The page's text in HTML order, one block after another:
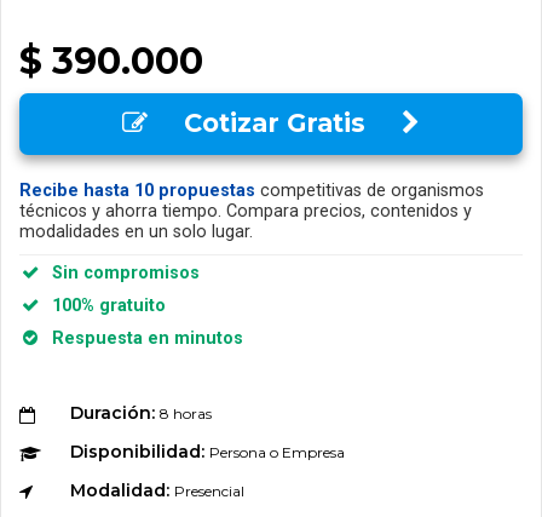
$ 390.000
Cotizar Gratis
Recibe hasta 10 propuestas competitivas de organismos
técnicos y ahorra tiempo. Compara precios, contenidos y
modalidades en un solo lugar.
Sin compromisos
100% gratuito
Respuesta en minutos
Duración: 8 horas
Disponibilidad: Persona o Empresa
Modalidad: Presencial